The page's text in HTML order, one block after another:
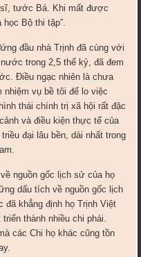
tước Bá. Khi mất được
Bộ thi tập”.
đầu nhà Trịnh đã cùng với
trong 2,5 thế kỷ, đã đem
Điều ngạc nhiên là chưa
nhiệm vụ bề tôi để lo việc
thái chính trị xã hội rất đặc
và điều kiện thực tế của
đại lâu bền, dài nhất trong
nguồn gốc lịch sử của họ
dấu tích về nguồn gốc lịch
khẳng định họ Trịnh Việt
thành nhiều chi phái.
các Chi họ khác cũng tồn